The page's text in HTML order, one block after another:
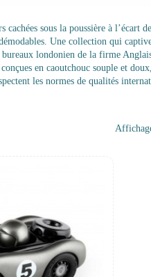
sous la poussière à l’écart
Une collection qui
londonien de la firme
en caoutchouc souple et
les normes de qualités